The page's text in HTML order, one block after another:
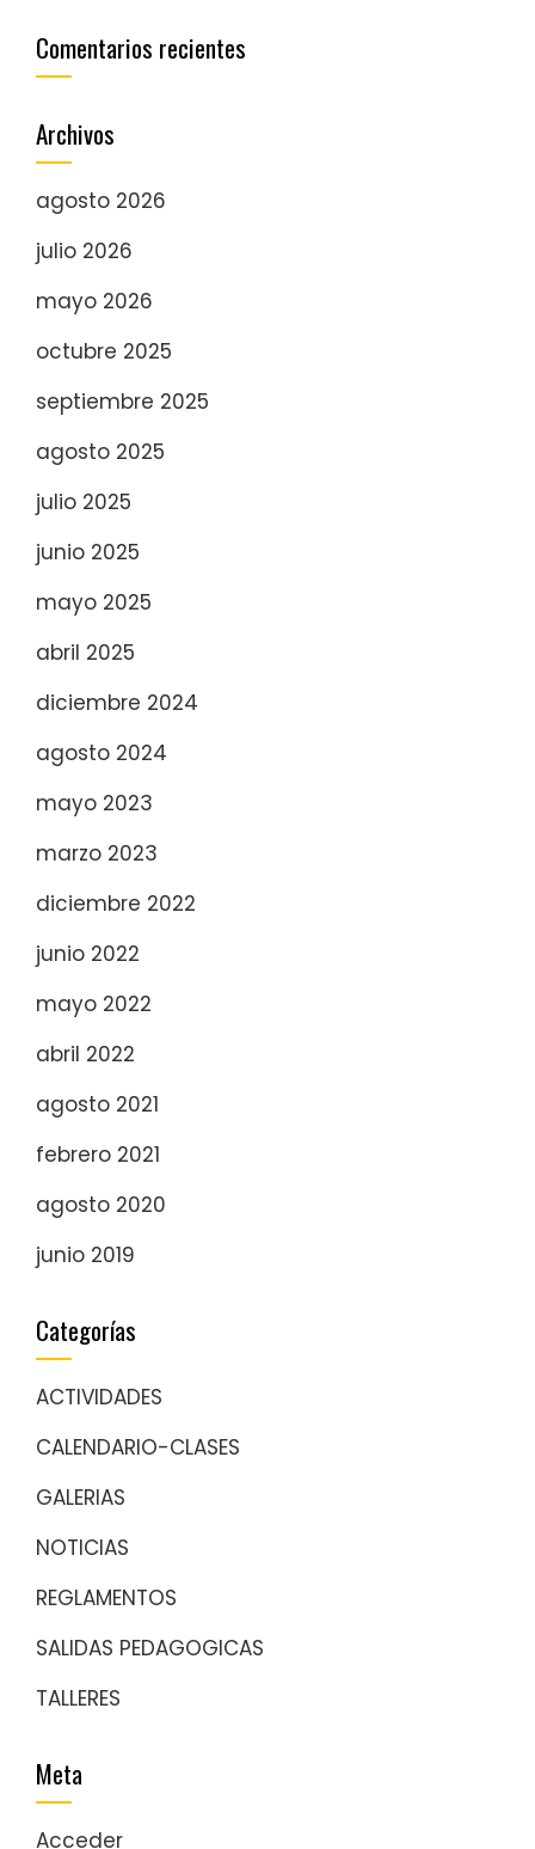
Comentarios recientes
Archivos
agosto 2026
julio 2026
mayo 2026
octubre 2025
septiembre 2025
agosto 2025
julio 2025
junio 2025
mayo 2025
abril 2025
diciembre 2024
agosto 2024
mayo 2023
marzo 2023
diciembre 2022
junio 2022
mayo 2022
abril 2022
agosto 2021
febrero 2021
agosto 2020
junio 2019
Categorías
ACTIVIDADES
CALENDARIO-CLASES
GALERIAS
NOTICIAS
REGLAMENTOS
SALIDAS PEDAGOGICAS
TALLERES
Meta
Acceder